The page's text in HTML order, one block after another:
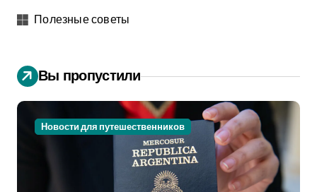
Полезные советы
Вы пропустили
Новости для путешественников